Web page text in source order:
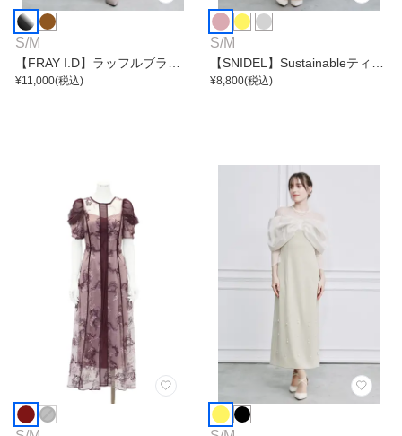
S/M
【FRAY I.D】ラッフルブラウ
スセットワンピース
¥11,000(税込)
S/M
【SNIDEL】Sustainableティア
ードチュールワンピース
¥8,800(税込)